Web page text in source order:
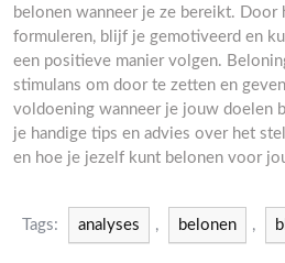
belonen wanneer je ze bereikt. Door
formuleren, blijf je gemotiveerd en
een positieve manier volgen.
stimulans om door te zetten en
voldoening wanneer je jouw doelen
je handige tips en advies over het
en hoe je jezelf kunt belonen voor
Tags: analyses , belonen ,